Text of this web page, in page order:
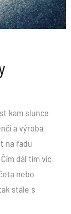
kam slunce
a výroba
na řadu
dál tím víc
nebo
stále s